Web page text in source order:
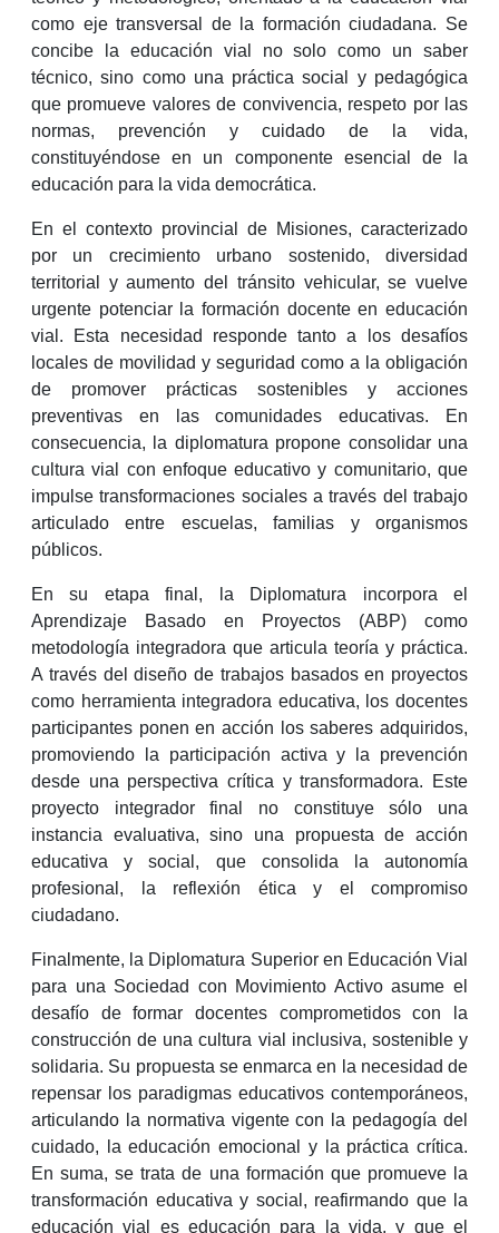
como eje transversal de la formación ciudadana. Se
concibe la educación vial no solo como un saber
técnico, sino como una práctica social y pedagógica
que promueve valores de convivencia, respeto por las
normas, prevención y cuidado de la vida,
constituyéndose en un componente esencial de la
educación para la vida democrática.
En el contexto provincial de Misiones, caracterizado
por un crecimiento urbano sostenido, diversidad
territorial y aumento del tránsito vehicular, se vuelve
urgente potenciar la formación docente en educación
vial. Esta necesidad responde tanto a los desafíos
locales de movilidad y seguridad como a la obligación
de promover prácticas sostenibles y acciones
preventivas en las comunidades educativas. En
consecuencia, la diplomatura propone consolidar una
cultura vial con enfoque educativo y comunitario, que
impulse transformaciones sociales a través del trabajo
articulado entre escuelas, familias y organismos
públicos.
En su etapa final, la Diplomatura incorpora el
Aprendizaje Basado en Proyectos (ABP) como
metodología integradora que articula teoría y práctica.
A través del diseño de trabajos basados en proyectos
como herramienta integradora educativa, los docentes
participantes ponen en acción los saberes adquiridos,
promoviendo la participación activa y la prevención
desde una perspectiva crítica y transformadora. Este
proyecto integrador final no constituye sólo una
instancia evaluativa, sino una propuesta de acción
educativa y social, que consolida la autonomía
profesional, la reflexión ética y el compromiso
ciudadano.
Finalmente, la Diplomatura Superior en Educación Vial
para una Sociedad con Movimiento Activo asume el
desafío de formar docentes comprometidos con la
construcción de una cultura vial inclusiva, sostenible y
solidaria. Su propuesta se enmarca en la necesidad de
repensar los paradigmas educativos contemporáneos,
articulando la normativa vigente con la pedagogía del
cuidado, la educación emocional y la práctica crítica.
En suma, se trata de una formación que promueve la
transformación educativa y social, reafirmando que la
educación vial es educación para la vida, y que el